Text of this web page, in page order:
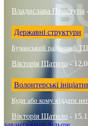
Владислава Приступа
Державні структури
Бучанський районний
Вікторія Шатило -
Волонтерські
Куди або кому віддати
Вікторія Шатило -